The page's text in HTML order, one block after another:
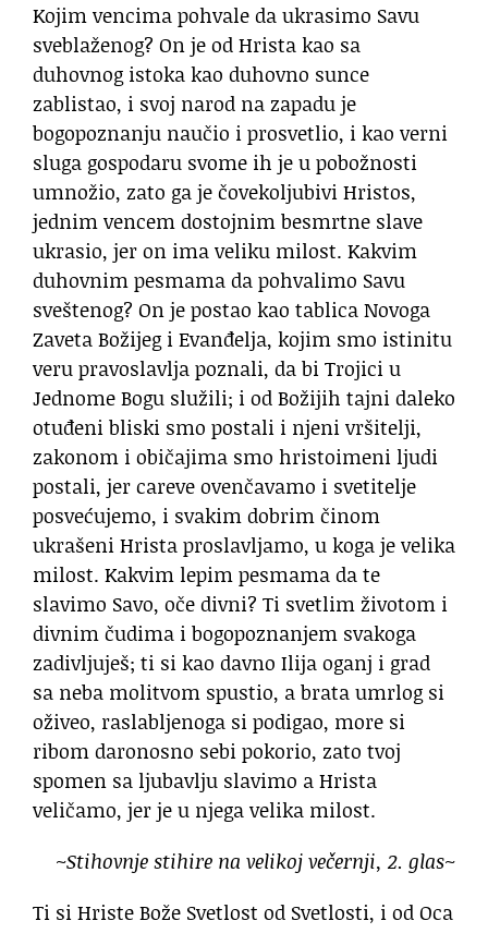
Kojim vencima pohvale da ukrasimo Savu
sveblaženog? On je od Hrista kao sa
duhovnog istoka kao duhovno sunce
zablistao, i svoj narod na zapadu je
bogopoznanju naučio i prosvetlio, i kao verni
sluga gospodaru svome ih je u pobožnosti
umnožio, zato ga je čovekoljubivi Hristos,
jednim vencem dostojnim besmrtne slave
ukrasio, jer on ima veliku milost. Kakvim
duhovnim pesmama da pohvalimo Savu
sveštenog? On je postao kao tablica Novoga
Zaveta Božijeg i Evanđelja, kojim smo istinitu
veru pravoslavlja poznali, da bi Trojici u
Jednome Bogu služili; i od Božijih tajni daleko
otuđeni bliski smo postali i njeni vršitelji,
zakonom i običajima smo hristoimeni ljudi
postali, jer careve ovenčavamo i svetitelje
posvećujemo, i svakim dobrim činom
ukrašeni Hrista proslavljamo, u koga je velika
milost. Kakvim lepim pesmama da te
slavimo Savo, oče divni? Ti svetlim životom i
divnim čudima i bogopoznanjem svakoga
zadivljuješ; ti si kao davno Ilija oganj i grad
sa neba molitvom spustio, a brata umrlog si
oživeo, raslabljenoga si podigao, more si
ribom daronosno sebi pokorio, zato tvoj
spomen sa ljubavlju slavimo a Hrista
veličamo, jer je u njega velika milost.
~Stihovnje stihire na velikoj večernji, 2. glas~
Ti si Hriste Bože Svetlost od Svetlosti, i od Oca